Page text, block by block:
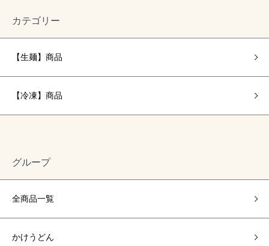
カテゴリー
【生麺】商品
【冷凍】商品
グループ
全商品一覧
かけうどん